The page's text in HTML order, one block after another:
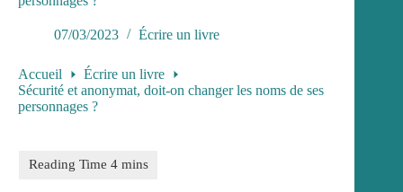
07/03/2023 Écrire un livre
Accueil
Écrire un livre
Sécurité et anonymat, doit-on changer les noms de ses
personnages ?